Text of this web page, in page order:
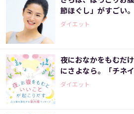
節ほぐし」がすごい。
ダイエット
夜におなかをもむだ
にさよなら。「チネ
ダイエット